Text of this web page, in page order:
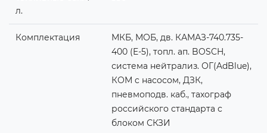
л.
Комплектация
МКБ, МОБ, дв. КАМАЗ-740.735-
400 (E-5), топл. ап. BOSCH,
система нейтрализ. ОГ(AdBlue),
КОМ c насосом, ДЗК,
пневмоподв. каб., тахограф
российского стандарта с
блоком СКЗИ